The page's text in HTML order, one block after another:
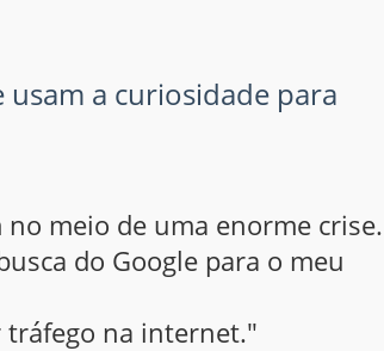
a curiosidade para
meio de uma enorme
do Google para o meu
tráfego na internet."